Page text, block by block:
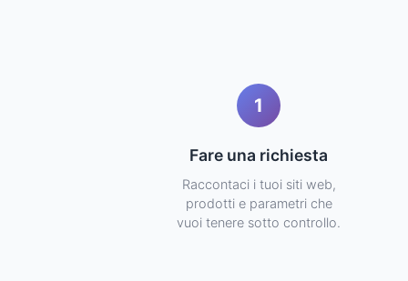
1
Fare una richiesta
Raccontaci i tuoi siti web,
prodotti e parametri che
vuoi tenere sotto controllo.